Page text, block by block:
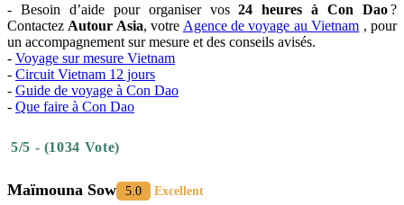
- Besoin d’aide pour organiser vos24 heures à Con Dao?
Contactez Autour Asia, votre Agence de voyage au Vietnam , pour
un accompagnement sur mesure et des conseils avisés.
- Voyage sur mesure Vietnam
- Circuit Vietnam 12 jours
- Guide de voyage à Con Dao
- Que faire à Con Dao
5/5 - (1034 Vote)
Maïmouna Sow 5.0 Excellent